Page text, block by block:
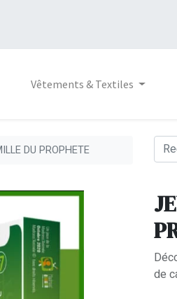
Vêtements & Textiles
DU PROPHETE
de